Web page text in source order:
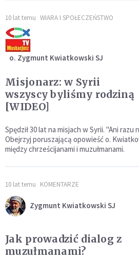
10 lat temu WIARA I SPOŁECZEŃSTWO
o. Zygmunt Kwiatkowski SJ
Misjonarz: w Syrii
wszyscy byliśmy rodziną
[WIDEO]
Spędził 30 lat na misjach w Syrii. "Ani razu
Obejrzyj poruszającą opowieść o.
między chrześcijanami i muzułmanami.
10 lat temu KOMENTARZE
Zygmunt Kwiatkowski SJ
Jak prowadzić dialog z
muzułmanami?